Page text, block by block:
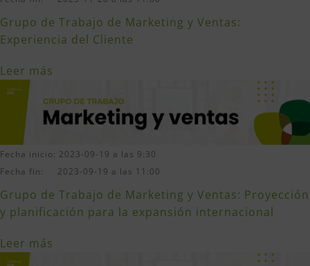
Grupo de Trabajo de Marketing y Ventas:
Experiencia del Cliente
Leer más
Fecha inicio: 2023-09-19 a las 9:30
Fecha fin: 2023-09-19 a las 11:00
Grupo de Trabajo de Marketing y Ventas: Proyección
y planificación para la expansión internacional
Leer más